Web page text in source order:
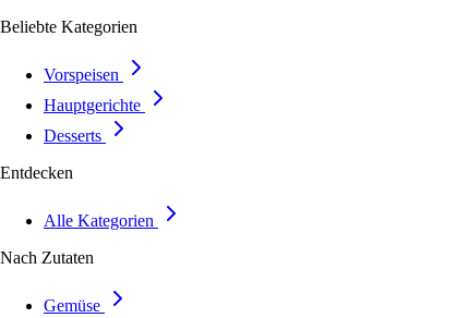
Beliebte Kategorien
Vorspeisen
Hauptgerichte
Desserts
Entdecken
Alle Kategorien
Nach Zutaten
Gemüse